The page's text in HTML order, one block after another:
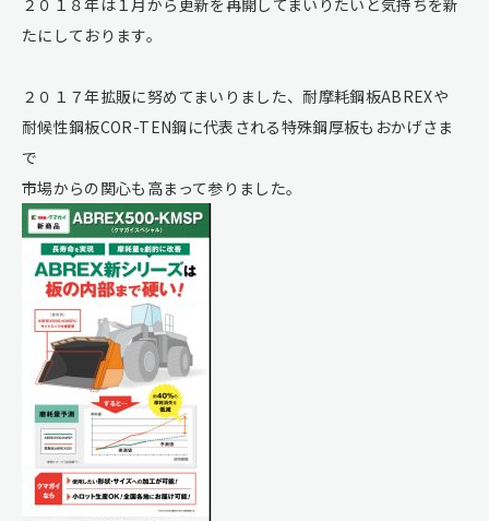
たにしております。
２０１７年拡販に努めてまいりました、耐摩耗鋼板ABREXや
耐候性鋼板COR-TEN鋼に代表される特殊鋼厚板もおかげさま
で
市場からの関心も高まって参りました。